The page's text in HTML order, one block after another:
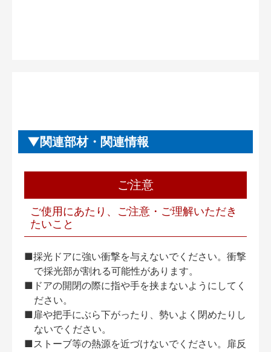
関連部材・関連情報
ご注意
ご使用にあたり、ご注意・ご理解いただき
たいこと
■採光ドアに強い衝撃を与えないでください。衝撃
で採光部が割れる可能性があります。
■ドアの開閉の際に指や手を挟まないようにしてく
ださい。
■扉や把手にぶら下がったり、勢いよく閉めたりし
ないでください。
■ストーブ等の熱源を近づけないでください。扉反